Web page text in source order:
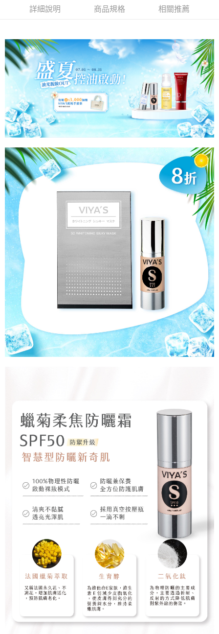
【「AFTEE先享後付」結帳流程】
１．於結帳方式選擇「AFTEE先享後付」後，將跳轉至「AFTEE先享後付」
３．收到繳費通知簡訊後14天內，點擊此簡訊中的連結，可透過四大超商／
ATM／網路銀行／等多元方式進行付款，方視為交易完成。
※ 請注意：結帳手續完成當下不需立刻繳費，但若您需要取消訂單，請聯絡
購買商品的店家。未經商家同意取消之訂單仍視為有效，需透過AFTEE先享
後付繳納相關費用。
※ 交易是否成功請以「AFTEE先享後付 」之結帳頁面顯示為準，若有關於
是否繳費成功／繳費後需取消欲退款等相關疑問，請聯繫「AFTEE先享後付
客戶支援中心」
https://netprotections.freshdesk.com/support/home
【注意事項】
１．透過由恩沛科技股份有限公司提供之「AFTEE先享後付」服務完成之交
易，需依本服務之必要範圍內提供個人資料，並將交易相關給付款項請求債
權轉讓予恩沛科技股份有限公司。
２．關於個人資料處理事宜，請瀏覽以下網址：
https://aftee.tw/terms/#terms3
３．未成年的使用者請事先徵得法定代理人或監護人之同意方可使用
「AFTEE先享後付」，若未經同意申辦者引起之損失，本公司不負相關責
任。
４．使用「AFTEE先享後付」時，將依據個別帳號之用戶狀況，依本公司即
時審查核予不同之上限額度；若仍有額度不足之情形，本公司將視審查結果
請求用戶進行身份認證。
５．嚴禁一人註冊多個帳號或使用他人資訊註冊。若發現惡意使用之情形，
恩沛科技股份有限公司將有權停止該用戶之使用額度並採取法律行動。
每筆NT$60，滿NT$1,300(含以上)免運費
7-11取貨付款
每筆NT$60，滿NT$1,300(含以上)免運費
付款後7-11取貨
每筆NT$60，滿NT$1,300(含以上)免運費
宅配
每筆NT$90，滿NT$1,500(含以上)免運費
付款後門市自取
免運費
詳細說明 商品規格 相關推薦